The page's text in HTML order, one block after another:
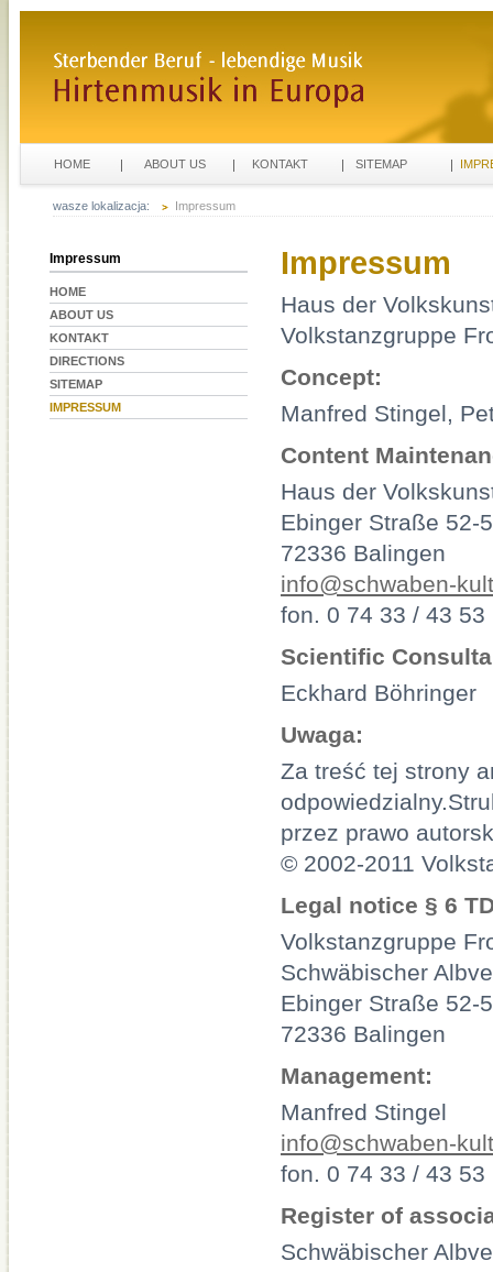
HOME ABOUT US KONTAKT SITEMAP
wasze lokalizacja: Impressum
Impressum
HOME
ABOUT US
KONTAKT
DIRECTIONS
SITEMAP
IMPRESSUM
Impressum
Haus der
Volkstanzgruppe
Concept:
Manfred Stingel,
Content
Haus der
Ebinger Straße 52-
72336 Balingen
info@schwaben-
fon. 0 74 33 / 43 53
Scientific
Eckhard Böhringer
Uwaga:
Za treść tej strony
przez prawo
© 2002-2011
Legal notice § 6
Volkstanzgruppe
Schwäbischer
Ebinger Straße 52-
72336 Balingen
Management:
Manfred Stingel
info@schwaben-
fon. 0 74 33 / 43 53
Register of
Schwäbischer